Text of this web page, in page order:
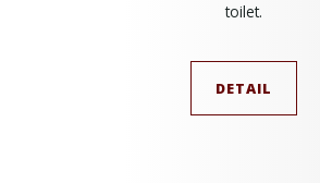
toilet.
DETAIL